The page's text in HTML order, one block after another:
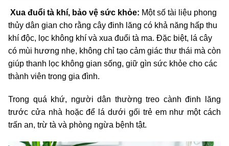
Xua đuổi tà khí, bảo vệ sức khỏe: Một số tài liệu phong
thủy dân gian cho rằng cây đinh lăng có khả năng hấp thu
khí độc, lọc không khí và xua đuổi tà ma. Đặc biệt, lá cây
có mùi hương nhẹ, không chỉ tạo cảm giác thư thái mà còn
giúp thanh lọc không gian sống, giữ gìn sức khỏe cho các
thành viên trong gia đình.
Trong quá khứ, người dân thường treo cành đinh lăng
trước cửa nhà hoặc để lá dưới gối trẻ em như một cách
trấn an, trừ tà và phòng ngừa bệnh tật.